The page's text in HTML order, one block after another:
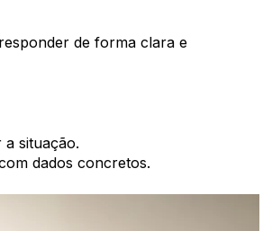
de forma clara e
situação.
dados concretos.